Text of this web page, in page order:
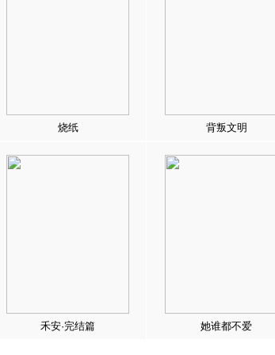
烧纸 背叛文明
禾安·完结篇 她谁都不爱